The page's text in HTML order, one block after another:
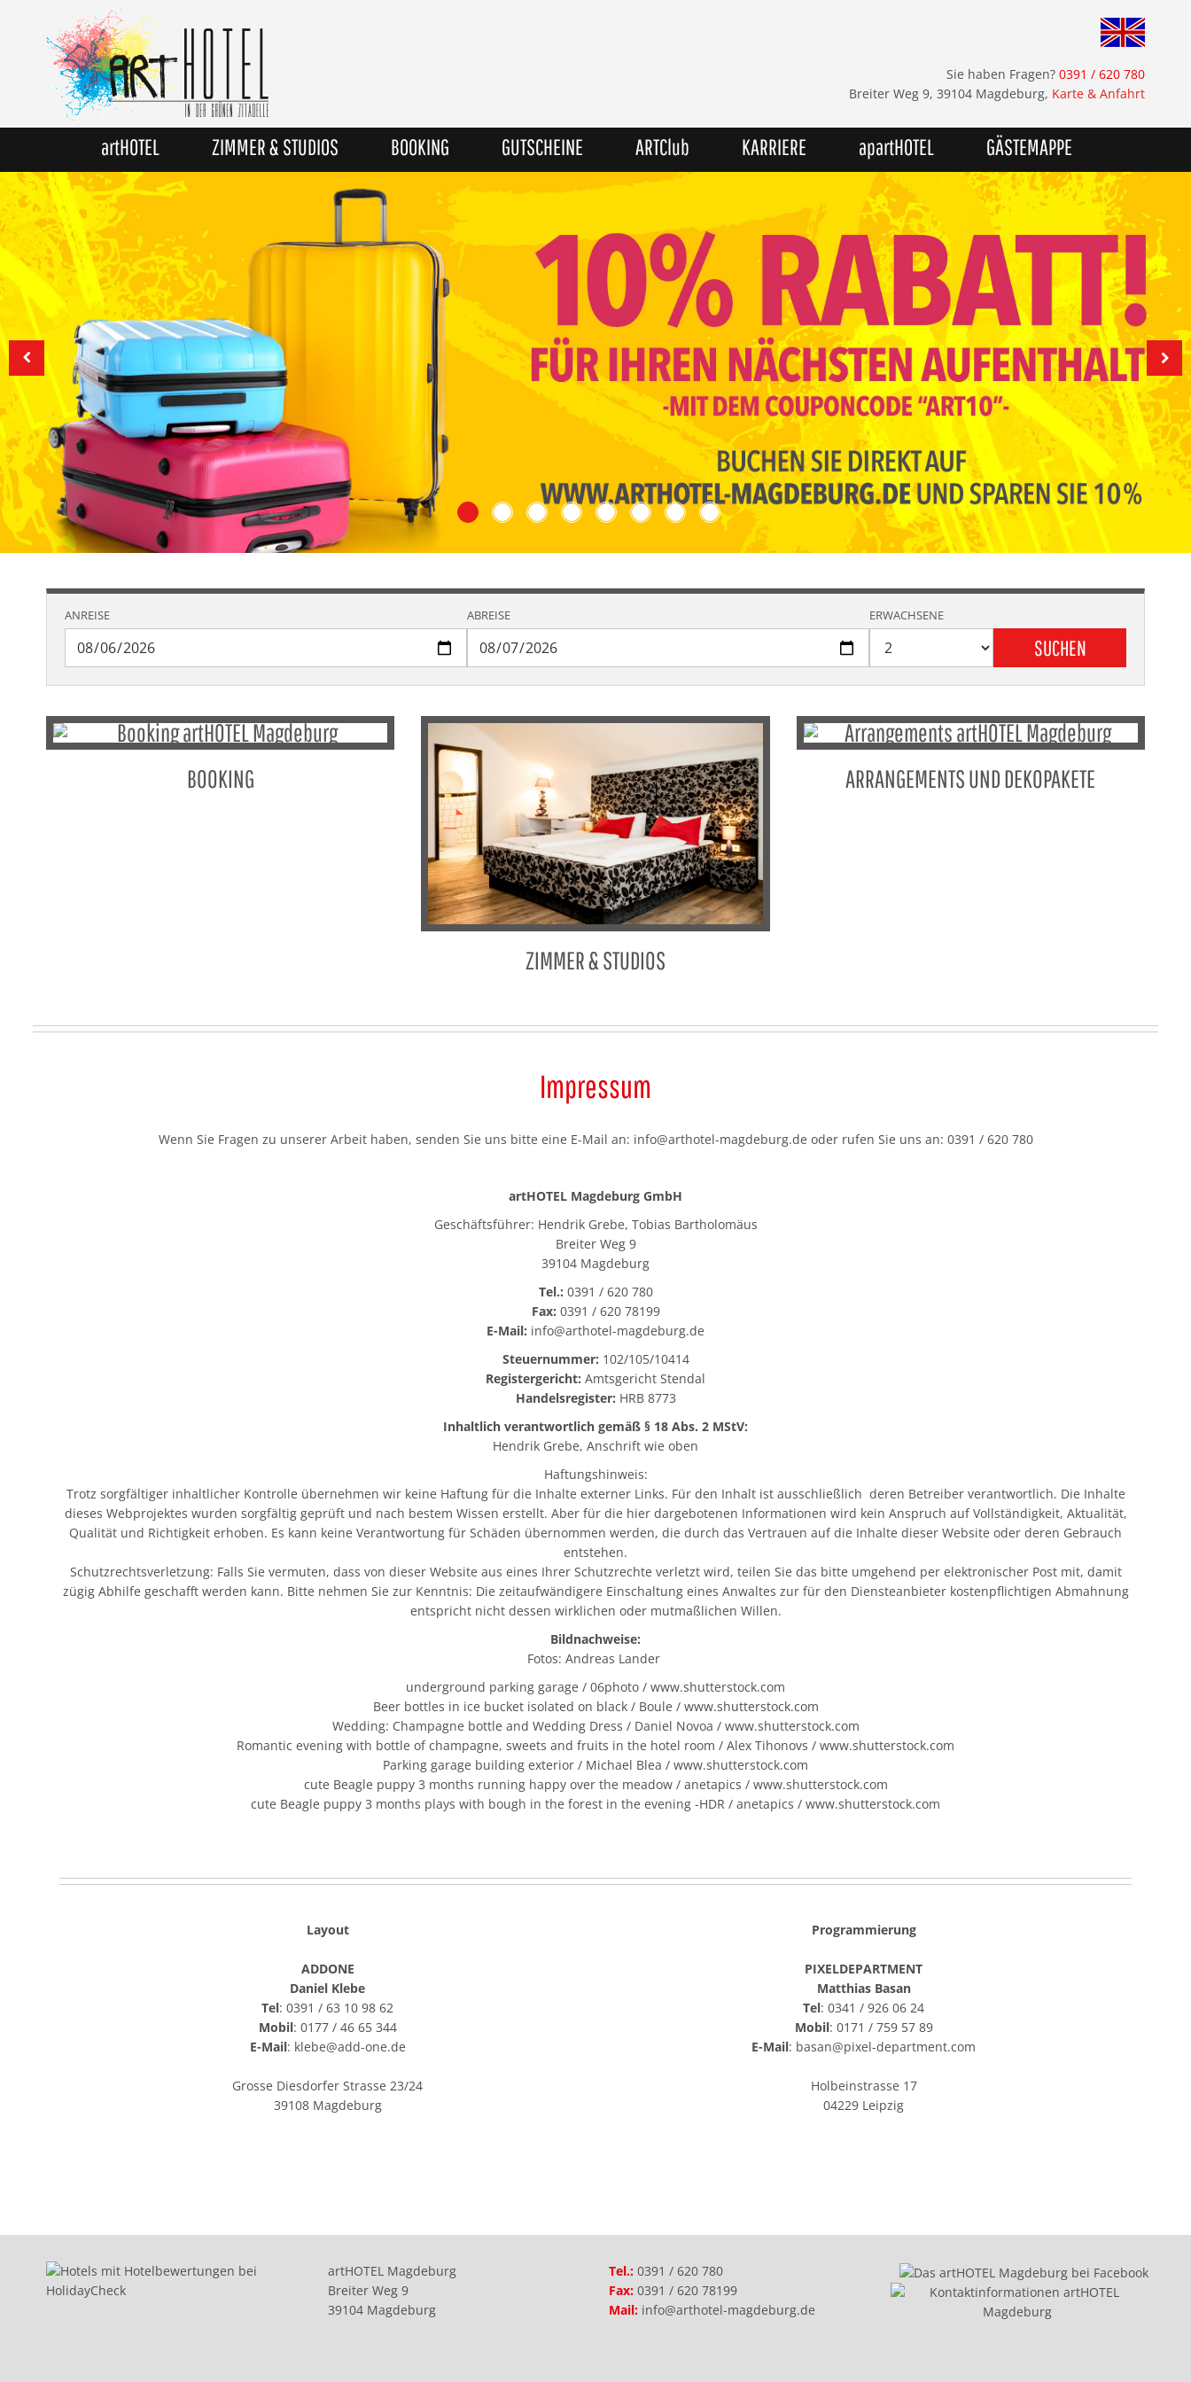
Sie haben Fragen? 0391 / 620 780
Breiter Weg 9, 39104 Magdeburg, Karte & Anfahrt
artHOTEL ZIMMER & STUDIOS BOOKING GUTSCHEINE ARTClub KARRIERE apartHOTEL GÄSTEMAPPE
ANREISE ABREISE ERWACHSENE
SUCHEN
BOOKING
ZIMMER & STUDIOS
ARRANGEMENTS UND DEKOPAKETE
Impressum
Wenn Sie Fragen zu unserer Arbeit haben, senden Sie uns bitte eine E-Mail an: info@arthotel-magdeburg.de oder rufen Sie uns an: 0391 / 620 780
artHOTEL Magdeburg GmbH
Geschäftsführer: Hendrik Grebe, Tobias Bartholomäus
Breiter Weg 9
39104 Magdeburg
Tel.: 0391 / 620 780
Fax: 0391 / 620 78199
E-Mail: info@arthotel-magdeburg.de
Steuernummer: 102/105/10414
Registergericht: Amtsgericht Stendal
Handelsregister: HRB 8773
Inhaltlich verantwortlich gemäß § 18 Abs. 2 MStV:
Hendrik Grebe, Anschrift wie oben
Haftungshinweis:
Trotz sorgfältiger inhaltlicher Kontrolle übernehmen wir keine Haftung für die Inhalte externer Links. Für den Inhalt ist ausschließlich deren Betreiber verantwortlich. Die Inhalte
dieses Webprojektes wurden sorgfältig geprüft und nach bestem Wissen erstellt. Aber für die hier dargebotenen Informationen wird kein Anspruch auf Vollständigkeit, Aktualität,
Qualität und Richtigkeit erhoben. Es kann keine Verantwortung für Schäden übernommen werden, die durch das Vertrauen auf die Inhalte dieser Website oder deren Gebrauch
entstehen.
Schutzrechtsverletzung: Falls Sie vermuten, dass von dieser Website aus eines Ihrer Schutzrechte verletzt wird, teilen Sie das bitte umgehend per elektronischer Post mit, damit
zügig Abhilfe geschafft werden kann. Bitte nehmen Sie zur Kenntnis: Die zeitaufwändigere Einschaltung eines Anwaltes zur für den Diensteanbieter kostenpflichtigen Abmahnung
entspricht nicht dessen wirklichen oder mutmaßlichen Willen.
Bildnachweise:
Fotos: Andreas Lander
underground parking garage / 06photo / www.shutterstock.com
Beer bottles in ice bucket isolated on black / Boule / www.shutterstock.com
Wedding: Champagne bottle and Wedding Dress / Daniel Novoa / www.shutterstock.com
Romantic evening with bottle of champagne, sweets and fruits in the hotel room / Alex Tihonovs / www.shutterstock.com
Parking garage building exterior / Michael Blea / www.shutterstock.com
cute Beagle puppy 3 months running happy over the meadow / anetapics / www.shutterstock.com
cute Beagle puppy 3 months plays with bough in the forest in the evening -HDR / anetapics / www.shutterstock.com
Layout
ADDONE
Daniel Klebe
Tel: 0391 / 63 10 98 62
Mobil: 0177 / 46 65 344
E-Mail: klebe@add-one.de
Grosse Diesdorfer Strasse 23/24
39108 Magdeburg
Programmierung
PIXELDEPARTMENT
Matthias Basan
Tel: 0341 / 926 06 24
Mobil: 0171 / 759 57 89
E-Mail: basan@pixel-department.com
Holbeinstrasse 17
04229 Leipzig
artHOTEL Magdeburg
Breiter Weg 9
39104 Magdeburg
Tel.: 0391 / 620 780
Fax: 0391 / 620 78199
Mail: info@arthotel-magdeburg.de